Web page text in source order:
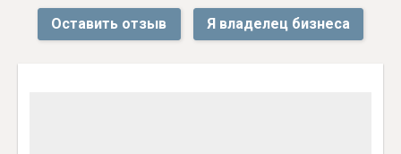
Оставить отзыв Я владелец бизнеса